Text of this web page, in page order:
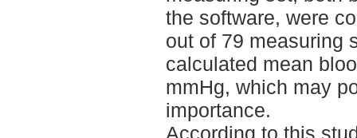
the software, were
out of 79 measuring
calculated mean
mmHg, which may
importance.
According to this